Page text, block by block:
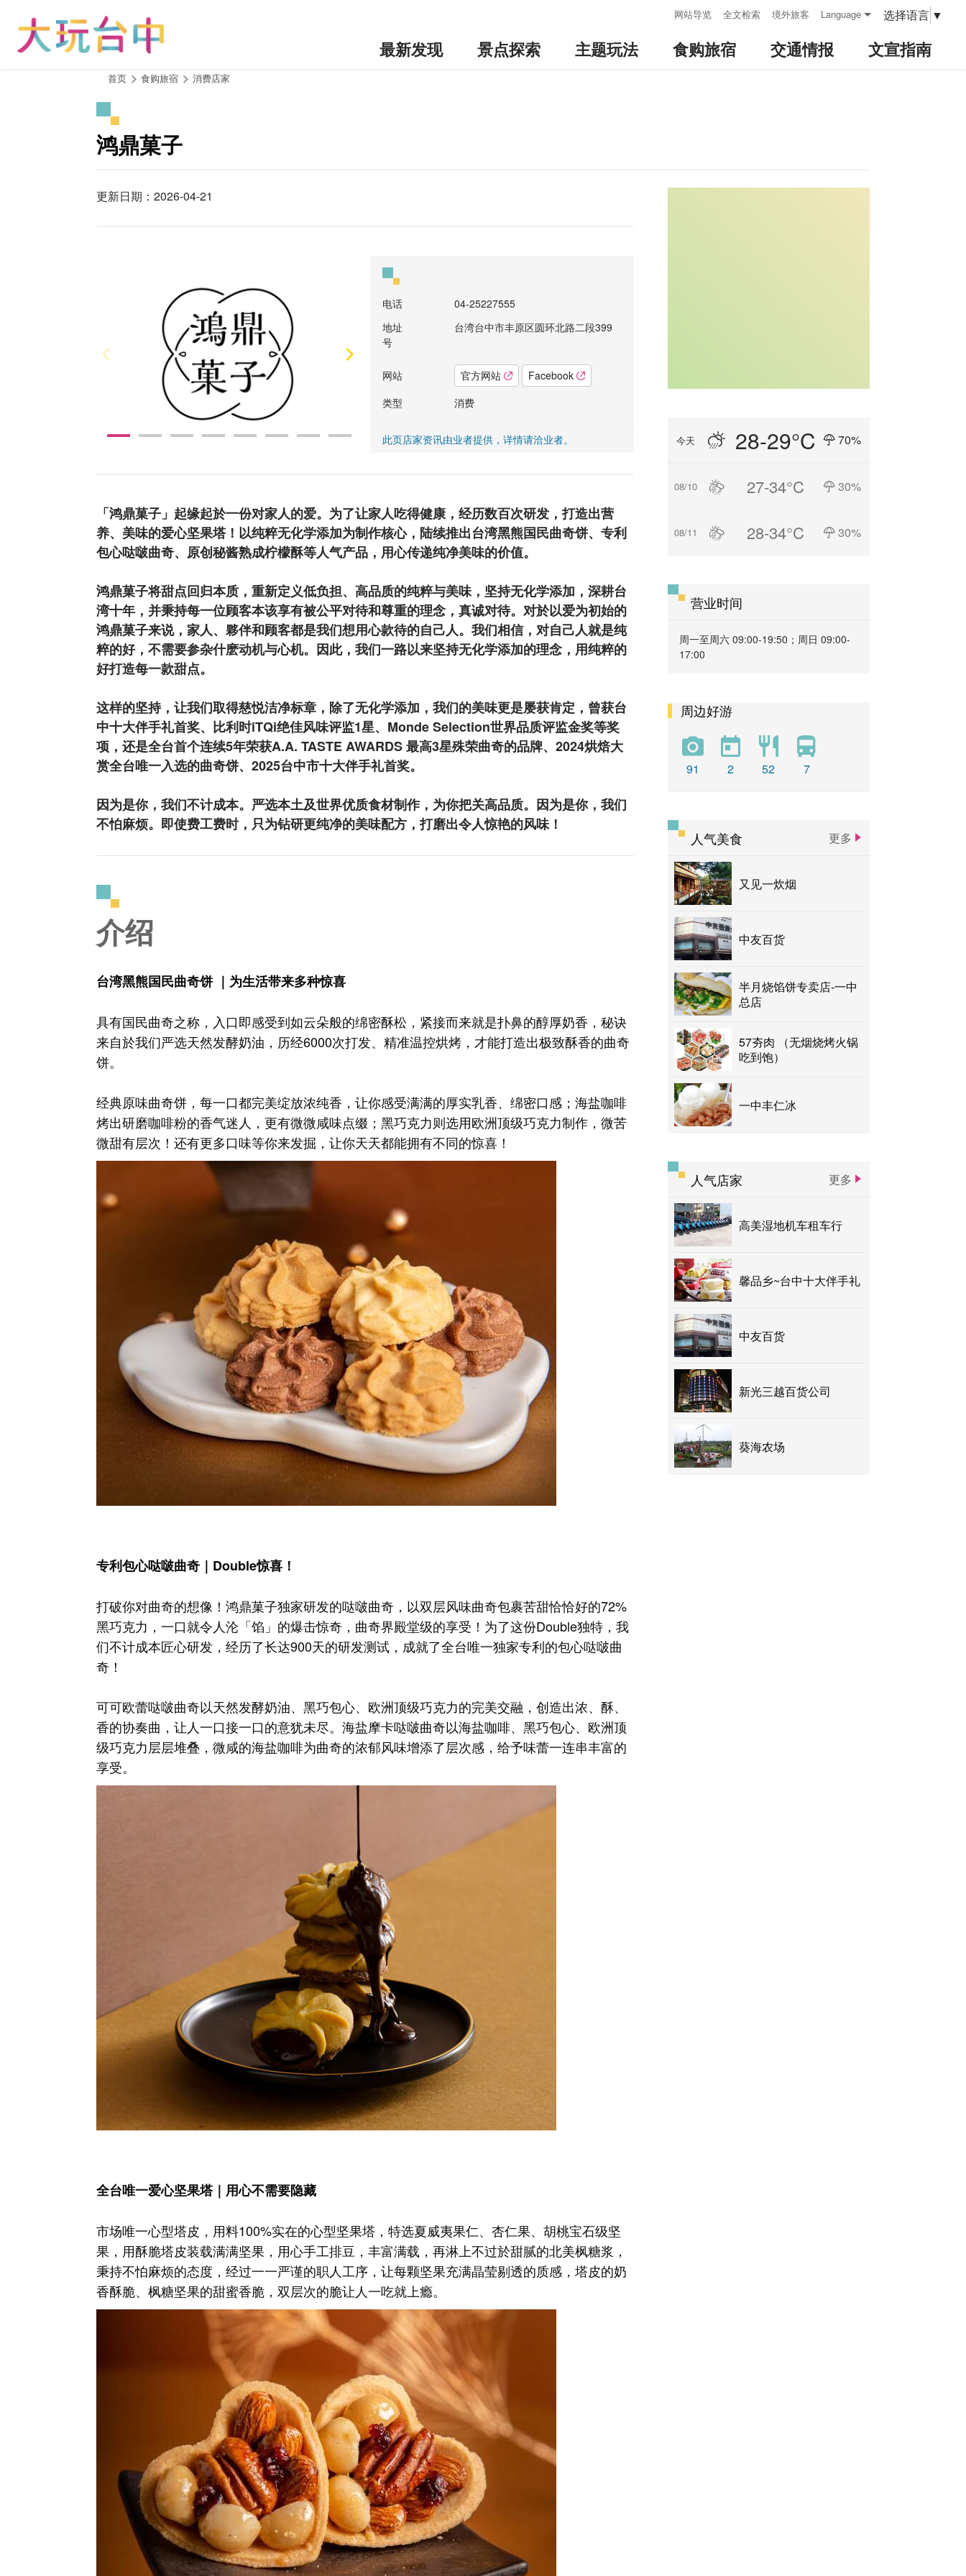
网站导览 全文检索 境外旅客 Language 选择语言 ▼
最新发现 景点探索 主题玩法 食购旅宿 交通情报 文宣指南
首页 食购旅宿 消费店家
鸿鼎菓子
更新日期：2026-04-21
电话
04-25227555
地址
台湾台中市丰原区圆环北路二段399
号
网站 官方网站
Facebook
类型
消费
此页店家资讯由业者提供，详情请洽业者。
「鸿鼎菓子」起缘起於一份对家人的爱。为了让家人吃得健康，经历数百次研发，打造出营
养、美味的爱心坚果塔！以纯粹无化学添加为制作核心，陆续推出台湾黑熊国民曲奇饼、专利
包心哒啵曲奇、原创秘酱熟成柠檬酥等人气产品，用心传递纯净美味的价值。
鸿鼎菓子将甜点回归本质，重新定义低负担、高品质的纯粹与美味，坚持无化学添加，深耕台
湾十年，并秉持每一位顾客本该享有被公平对待和尊重的理念，真诚对待。对於以爱为初始的
鸿鼎菓子来说，家人、夥伴和顾客都是我们想用心款待的自己人。我们相信，对自己人就是纯
粹的好，不需要参杂什麽动机与心机。因此，我们一路以来坚持无化学添加的理念，用纯粹的
好打造每一款甜点。
这样的坚持，让我们取得慈悦洁净标章，除了无化学添加，我们的美味更是屡获肯定，曾获台
中十大伴手礼首奖、比利时iTQi绝佳风味评监1星、Monde Selection世界品质评监金奖等奖
项，还是全台首个连续5年荣获A.A. TASTE AWARDS 最高3星殊荣曲奇的品牌、2024烘焙大
赏全台唯一入选的曲奇饼、2025台中市十大伴手礼首奖。
因为是你，我们不计成本。严选本土及世界优质食材制作，为你把关高品质。因为是你，我们
不怕麻烦。即使费工费时，只为钻研更纯净的美味配方，打磨出令人惊艳的风味！
介绍
台湾黑熊国民曲奇饼 ｜为生活带来多种惊喜
具有国民曲奇之称，入口即感受到如云朵般的绵密酥松，紧接而来就是扑鼻的醇厚奶香，秘诀
来自於我们严选天然发酵奶油，历经6000次打发、精准温控烘烤，才能打造出极致酥香的曲奇
饼。
经典原味曲奇饼，每一口都完美绽放浓纯香，让你感受满满的厚实乳香、绵密口感；海盐咖啡
烤出研磨咖啡粉的香气迷人，更有微微咸味点缀；黑巧克力则选用欧洲顶级巧克力制作，微苦
微甜有层次！还有更多口味等你来发掘，让你天天都能拥有不同的惊喜！
专利包心哒啵曲奇｜Double惊喜！
打破你对曲奇的想像！鸿鼎菓子独家研发的哒啵曲奇，以双层风味曲奇包裹苦甜恰恰好的72%
黑巧克力，一口就令人沦「馅」的爆击惊奇，曲奇界殿堂级的享受！为了这份Double独特，我
们不计成本匠心研发，经历了长达900天的研发测试，成就了全台唯一独家专利的包心哒啵曲
奇！
可可欧蕾哒啵曲奇以天然发酵奶油、黑巧包心、欧洲顶级巧克力的完美交融，创造出浓、酥、
香的协奏曲，让人一口接一口的意犹未尽。海盐摩卡哒啵曲奇以海盐咖啡、黑巧包心、欧洲顶
级巧克力层层堆叠，微咸的海盐咖啡为曲奇的浓郁风味增添了层次感，给予味蕾一连串丰富的
享受。
全台唯一爱心坚果塔｜用心不需要隐藏
市场唯一心型塔皮，用料100%实在的心型坚果塔，特选夏威夷果仁、杏仁果、胡桃宝石级坚
果，用酥脆塔皮装载满满坚果，用心手工排豆，丰富满载，再淋上不过於甜腻的北美枫糖浆，
秉持不怕麻烦的态度，经过一一严谨的职人工序，让每颗坚果充满晶莹剔透的质感，塔皮的奶
香酥脆、枫糖坚果的甜蜜香脆，双层次的脆让人一吃就上瘾。
今天 28-29°C 70%
08/10 27-34°C 30%
08/11 28-34°C 30%
营业时间
周一至周六 09:00-19:50；周日 09:00-
17:00
周边好游
91 2 52 7
人气美食 更多
又见一炊烟
中友百货
半月烧馅饼专卖店-一中
总店
57夯肉 （无烟烧烤火锅
吃到饱）
一中丰仁冰
人气店家 更多
高美湿地机车租车行
馨品乡~台中十大伴手礼
中友百货
新光三越百货公司
葵海农场